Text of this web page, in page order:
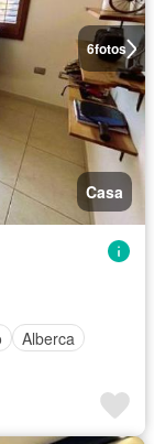
6fotos
Casa
Alberca